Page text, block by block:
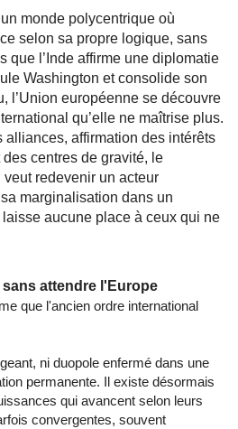
monde polycentrique où
selon sa propre logique, sans
que l’Inde affirme une diplomatie
Washington et consolide son
l’Union européenne se découvre
qu’elle ne maîtrise plus.
alliances, affirmation des intérêts
centres de gravité, le
redevenir un acteur
marginalisation dans un
aucune place à ceux qui ne
attendre l'Europe
que l'ancien ordre international
ni duopole enfermé dans une
permanente. Il existe désormais
qui avancent selon leurs
convergentes, souvent